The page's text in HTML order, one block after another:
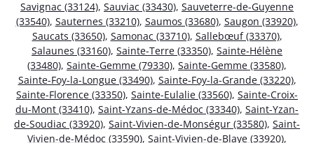
Savignac (33124), Sauviac (33430), Sauveterre-de-Guyenne
(33540), Sauternes (33210), Saumos (33680), Saugon (33920),
Saucats (33650), Samonac (33710), Sallebœuf (33370),
Salaunes (33160), Sainte-Terre (33350), Sainte-Hélène
(33480), Sainte-Gemme (79330), Sainte-Gemme (33580),
Sainte-Foy-la-Longue (33490), Sainte-Foy-la-Grande (33220),
Sainte-Florence (33350), Sainte-Eulalie (33560), Sainte-Croix-
du-Mont (33410), Saint-Yzans-de-Médoc (33340), Saint-Yzan-
de-Soudiac (33920), Saint-Vivien-de-Monségur (33580), Saint-
Vivien-de-Médoc (33590), Saint-Vivien-de-Blaye (33920),